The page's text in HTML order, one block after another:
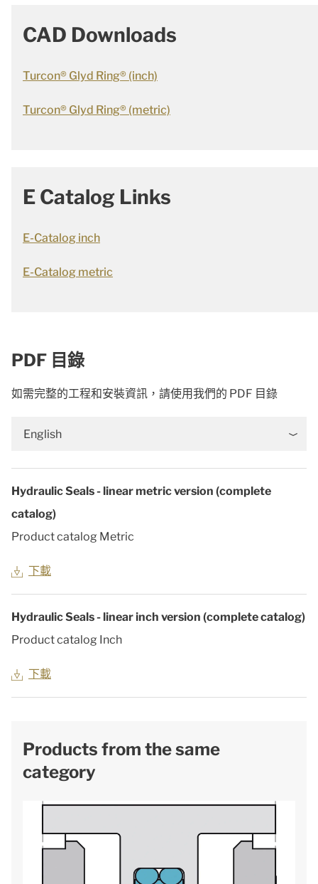
CAD Downloads
Turcon® Glyd Ring® (inch)
Turcon® Glyd Ring® (metric)
E Catalog Links
E-Catalog inch
E-Catalog metric
PDF 目錄
如需完整的工程和安裝資訊，請使用我們的 PDF 目錄
English
Hydraulic Seals - linear metric version (complete
catalog)
Product catalog Metric
下載
Hydraulic Seals - linear inch version (complete catalog)
Product catalog Inch
下載
Products from the same
category